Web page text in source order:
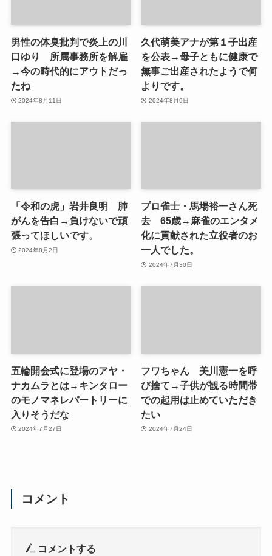
男性の体臭批判で炎上の川
口ゆり 所属事務所を解雇
→今の時代的にアウトだっ
たね
2024年8月11日
久代萌美アナが第１子出産
を公表→母子ともに健康で
無事ご出産されたようで何
よりです。
2024年8月9日
「令和の虎」岩井良明 肺
がんを告白→負けないで頑
張ってほしいです。
2024年8月2日
プロ雀士・馬場裕一さん死
去 65歳→麻雀のエンタメ
化に貢献された立役者のお
一人でした。
2024年7月30日
五輪開会式に登場のアヤ・
ナカムラとは→キンタロー
のモノマネレパートリーに
入りそうだな
2024年7月27日
フワちゃん 美川憲一を呼
び捨て→子供が観る時間帯
での起用は止めていただき
たい
2024年7月24日
コメント
コメントする